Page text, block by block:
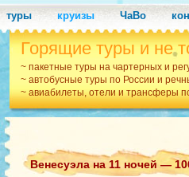
туры круизы ЧаВо
Горящие туры и не
~ пакетные туры на чартерных и
~ автобусные туры по России и
~ авиабилеты, отели и трансферы
Венесуэла на 11 ночей —